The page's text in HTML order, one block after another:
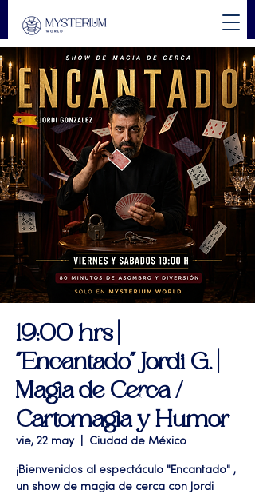
19:00 hrs |
"Encantado" Jordi G. |
Magia de Cerca /
Cartomagia y Humor
vie, 22 may
  |
Ciudad de México
¡Bienvenidos al espectáculo "Encantado" ,
un show de magia de cerca con Jordi